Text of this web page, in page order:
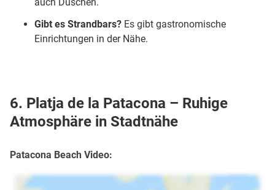
Gibt es Strandbars? Es gibt gastronomische
Einrichtungen in der Nähe.
6. Platja de la Patacona – Ruhige
Atmosphäre in Stadtnähe
Patacona Beach Video: